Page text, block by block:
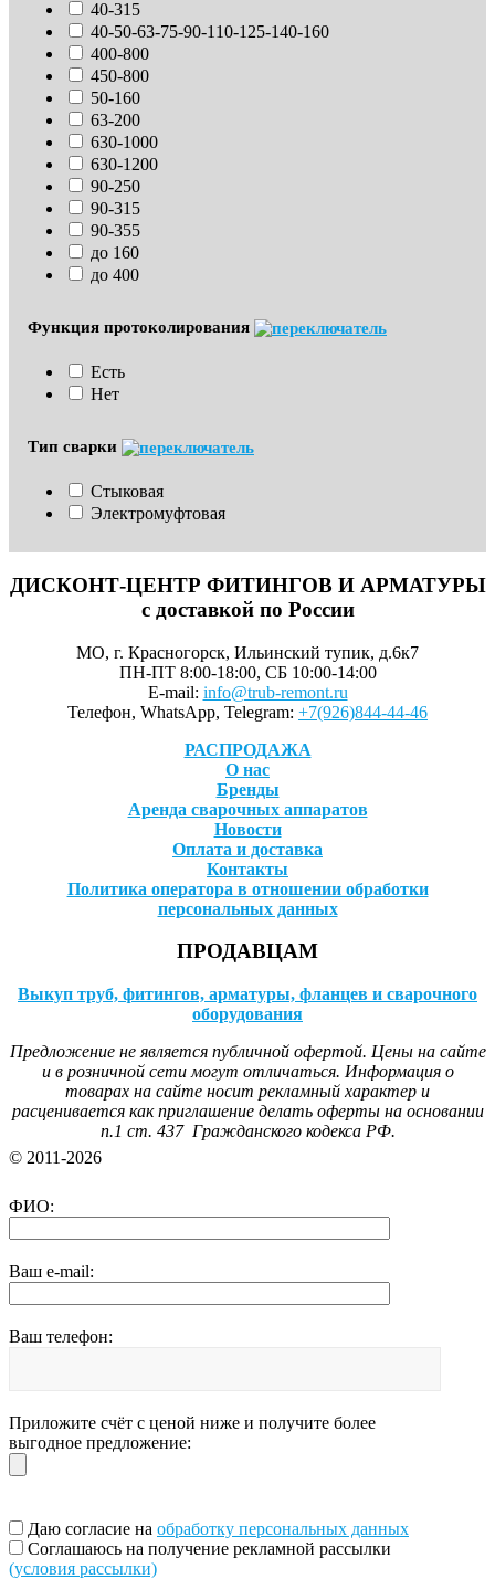
40-315
40-50-63-75-90-110-125-140-160
400-800
450-800
50-160
63-200
630-1000
630-1200
90-250
90-315
90-355
до 160
до 400
Функция протоколирования
Есть
Нет
Тип сварки
Стыковая
Электромуфтовая
ДИСКОНТ-ЦЕНТР ФИТИНГОВ И АРМАТУРЫ
с доставкой по России
МО, г. Красногорск, Ильинский тупик, д.6к7
ПН-ПТ 8:00-18:00, СБ 10:00-14:00
E-mail: info@trub-remont.ru
Телефон, WhatsApp, Telegram: +7(926)844-44-46
РАСПРОДАЖА
О нас
Бренды
Аренда сварочных аппаратов
Новости
Оплата и доставка
Контакты
Политика оператора в отношении обработки
персональных данных
ПРОДАВЦАМ
Выкуп труб, фитингов, арматуры, фланцев и сварочного
оборудования
Предложение не является публичной офертой. Цены на сайте
и в розничной сети могут отличаться. Информация о
товарах на сайте носит рекламный характер и
расценивается как приглашение делать оферты на основании
п.1 ст. 437 Гражданского кодекса РФ.
© 2011-2026
ФИО:
Ваш e-mail:
Ваш телефон:
Приложите счёт с ценой ниже и получите более
выгодное предложение:
Даю согласие на обработку персональных данных
Соглашаюсь на получение рекламной рассылки
(условия рассылки)